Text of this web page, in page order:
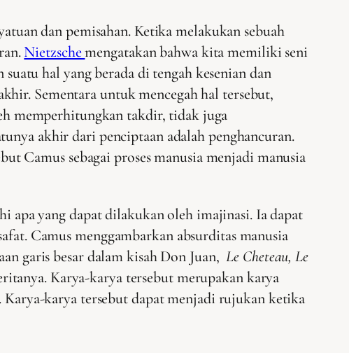
dan pemisahan. Ketika melakukan sebuah
Nietzschemengatakan bahwa kita memiliki seni
hal yang berada di tengah kesenian dan
Sementara untuk mencegah hal tersebut,
memperhitungkan takdir, tidak juga
akhir dari penciptaan adalah penghancuran.
Camus sebagai proses manusia menjadi manusia
apa yang dapat dilakukan oleh imajinasi. Ia dapat
Camus menggambarkan absurditas manusia
garis besar dalam kisah Don Juan,Le Cheteau, Le
Karya-karya tersebut merupakan karya
Karya-karya tersebut dapat menjadi rujukan ketika